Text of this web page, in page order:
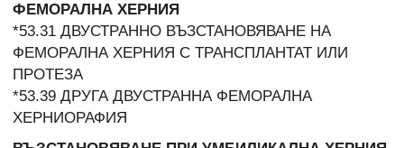
ФЕМОРАЛНА ХЕРНИЯ
*53.31 ДВУСТРАННО ВЪЗСТАНОВЯВАНЕ НА
ФЕМОРАЛНА ХЕРНИЯ С ТРАНСПЛАНТАТ ИЛИ
ПРОТЕЗА
*53.39 ДРУГА ДВУСТРАННА ФЕМОРАЛНА
ХЕРНИОРАФИЯ